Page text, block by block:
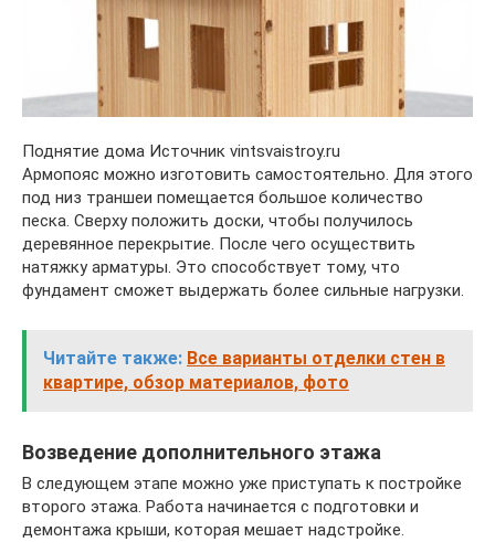
Поднятие дома Источник vintsvaistroy.ru
Армопояс можно изготовить самостоятельно. Для этого
под низ траншеи помещается большое количество
песка. Сверху положить доски, чтобы получилось
деревянное перекрытие. После чего осуществить
натяжку арматуры. Это способствует тому, что
фундамент сможет выдержать более сильные нагрузки.
Читайте также: Все варианты отделки стен в
квартире, обзор материалов, фото
Возведение дополнительного этажа
В следующем этапе можно уже приступать к постройке
второго этажа. Работа начинается с подготовки и
демонтажа крыши, которая мешает надстройке.